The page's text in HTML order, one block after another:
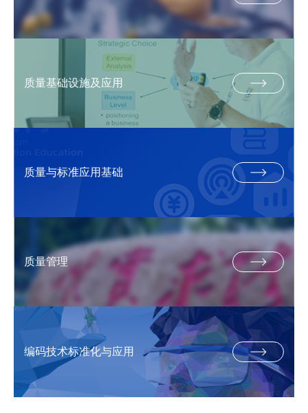
质量基础设施及应用
质量与标准应用基础
质量管理
编码技术标准化与应用